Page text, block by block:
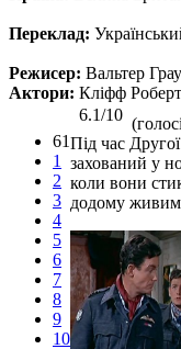
Переклад:
Режисер: Вальтер
Актори: Кліфф
61
1
2
3
4
5
6
7
8
9
10
6.1/10
Під час
захований у
коли вони
додому